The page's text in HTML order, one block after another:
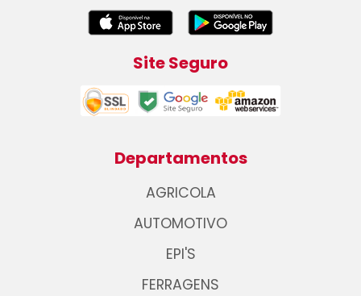
Site Seguro
Departamentos
AGRICOLA
AUTOMOTIVO
EPI'S
FERRAGENS